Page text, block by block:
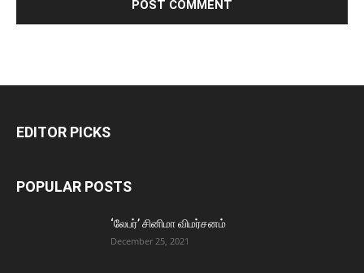
EDITOR PICKS
POPULAR POSTS
‘லேபர்’ சினிமா விமர்சனம்
December 25, 2021